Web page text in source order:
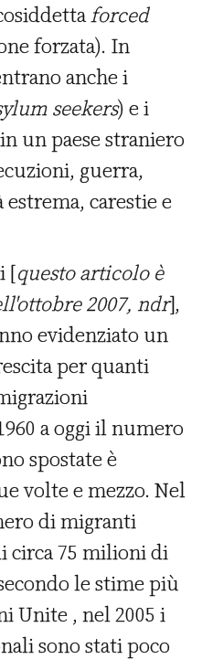
forced
forzata). In
anche i
seekers) e i
un paese straniero
guerra,
carestie e
[questo articolo è
2007, ndr],
evidenziato un
per quanti
a oggi il numero
spostate è
volte e mezzo. Nel
di migranti
circa 75 milioni di
le stime più
Unite , nel 2005 i
sono stati poco